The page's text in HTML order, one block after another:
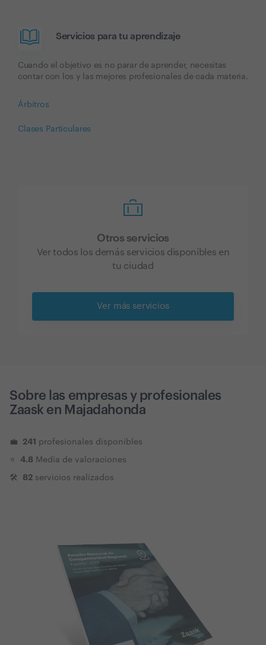
Servicios para tu aprendizaje
Cuando el objetivo es no parar de aprender, necesitas
contar con los y las mejores profesionales de cada materia.
Árbitros
Clases Particulares
Otros servicios
Ver todos los demás servicios disponibles en
tu ciudad
Ver más servicios
Sobre las empresas y profesionales
Zaask en Majadahonda
💼 241 profesionales disponibles
⭐️ 4.8 Media de valoraciones
🛠 82 servicios realizados